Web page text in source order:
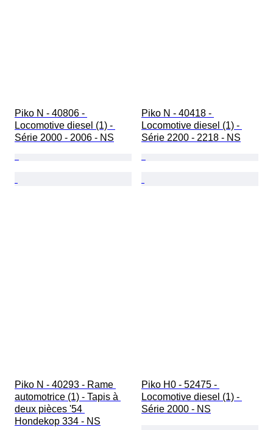
Piko N - 40806 -
Locomotive diesel (1) -
Série 2000 - 2006 - NS
Piko N - 40418 -
Locomotive diesel (1) -
Série 2200 - 2218 - NS
Piko N - 40293 - Rame
automotrice (1) - Tapis à
deux pièces '54
Hondekop 334 - NS
Piko H0 - 52475 -
Locomotive diesel (1) -
Série 2000 - NS